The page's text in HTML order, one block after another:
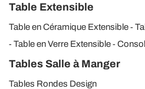
Table Extensible
Table en Céramique Extensible
Table en Verre Extensible
Tables Salle à Manger
Tables Rondes Design